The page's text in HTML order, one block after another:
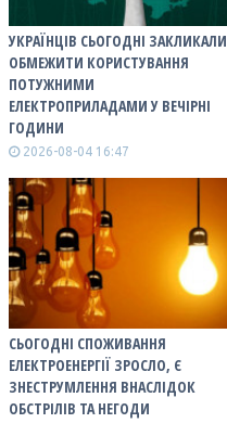
УКРАЇНЦІВ СЬОГОДНІ ЗАКЛИКАЛИ
ОБМЕЖИТИ КОРИСТУВАННЯ
ПОТУЖНИМИ
ЕЛЕКТРОПРИЛАДАМИ У ВЕЧІРНІ
ГОДИНИ
2026-08-04 16:47
СЬОГОДНІ СПОЖИВАННЯ
ЕЛЕКТРОЕНЕРГІЇ ЗРОСЛО, Є
ЗНЕСТРУМЛЕННЯ ВНАСЛІДОК
ОБСТРІЛІВ ТА НЕГОДИ